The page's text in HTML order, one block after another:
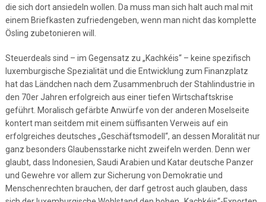
die sich dort ansiedeln wollen. Da muss man sich halt auch mal mit
einem Briefkasten zufriedengeben, wenn man nicht das komplette
Ösling zubetonieren will.
Steuerdeals sind – im Gegensatz zu „Kachkéis“ – keine spezifisch
luxemburgische Spezialität und die Entwicklung zum Finanzplatz
hat das Ländchen nach dem Zusammenbruch der Stahlindustrie in
den 70er Jahren erfolgreich aus einer tiefen Wirtschaftskrise
geführt. Moralisch gefärbte Anwürfe von der anderen Moselseite
kontert man seitdem mit einem süffisanten Verweis auf ein
erfolgreiches deutsches „Geschäftsmodell“, an dessen Moralität nur
ganz besonders Glaubensstarke nicht zweifeln werden. Denn wer
glaubt, dass Indonesien, Saudi Arabien und Katar deutsche Panzer
und Gewehre vor allem zur Sicherung von Demokratie und
Menschenrechten brauchen, der darf getrost auch glauben, dass